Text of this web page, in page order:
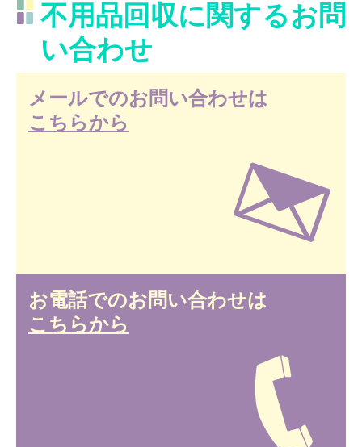
不用品回収に関するお問
い合わせ
メールでのお問い合わせは
こちらから
お電話でのお問い合わせは
こちらから